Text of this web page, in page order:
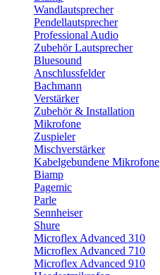
Wandlautsprecher
Pendellautsprecher
Professional Audio
Zubehör Lautsprecher
Bluesound
Anschlussfelder
Bachmann
Verstärker
Zubehör & Installation
Mikrofone
Zuspieler
Mischverstärker
Kabelgebundene Mikrofone
Biamp
Pagemic
Parle
Sennheiser
Shure
Microflex Advanced 310
Microflex Advanced 710
Microflex Advanced 910